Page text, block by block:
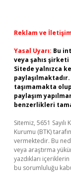
Reklam ve
Yasal Uyarı: Bu
veya şahıs
Sitede yalnızca
taşımamakta
paylaşım
benzerlikleri
Sitemiz, 5651
Kurumu (BTK)
vermektedir. Bu
veya araştırma
yazdıkları
bu sorumluluğu